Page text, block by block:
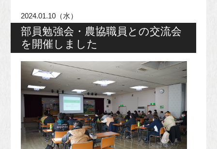
2024.01.10（水）
部員勉強会・農協職員との交流会
を開催しました